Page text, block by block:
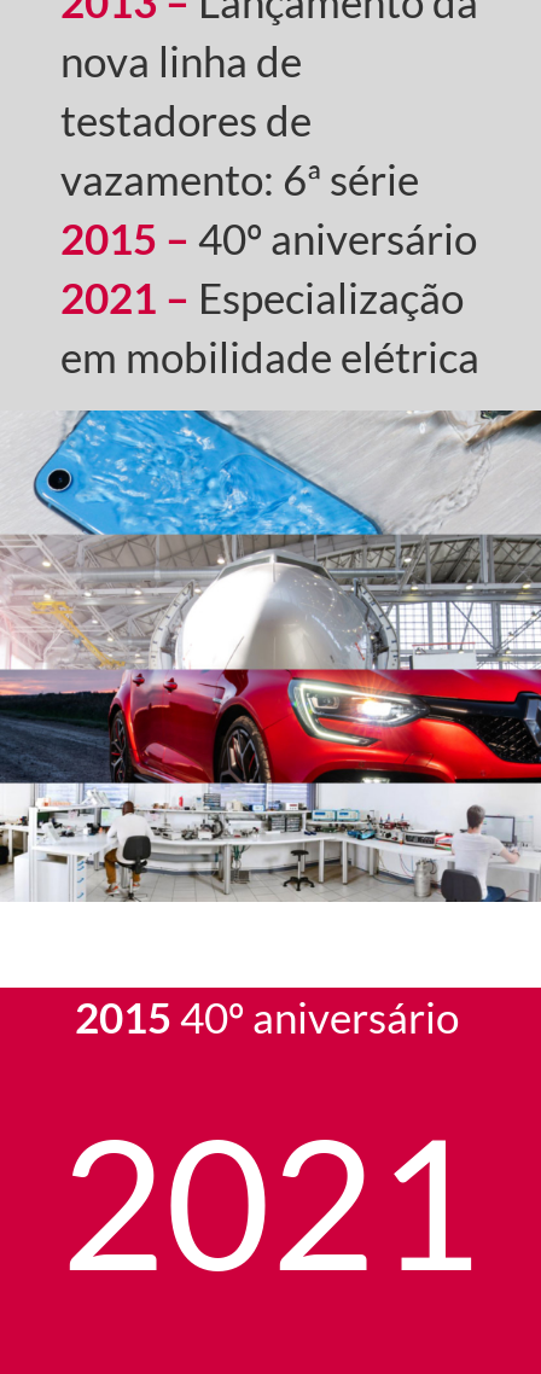
nova linha de
testadores de
vazamento: 6ª série
2015 – 40º aniversário
2021 – Especialização
em mobilidade elétrica
201540º aniversário
2021